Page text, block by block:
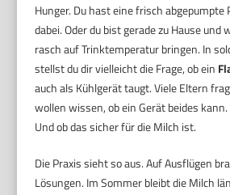
Hunger. Du hast eine frisch
dabei. Oder du bist gerade zu Hause und
rasch auf Trinktemperatur bringen. In
stellst du dir vielleicht die Frage, ob ein
auch als Kühlgerät taugt. Viele Eltern
wollen wissen, ob ein Gerät beides
Und ob das sicher für die Milch ist.
Die Praxis sieht so aus. Auf Ausflügen
Lösungen. Im Sommer bleibt die Milch